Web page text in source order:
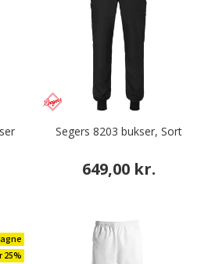
Segers 8203 bukser, Sort
649,00 kr.
25%